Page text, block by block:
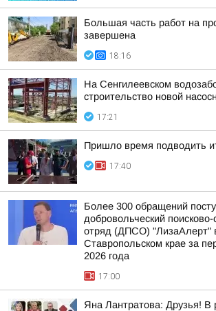
Большая часть работ на
завершена
18:16
На Сенгилеевском
строительство новой
17:21
Пришло время подводить
17:40
Более 300 обращений
добровольческий
отряд (ДПСО) "ЛизаАлерт"
Ставропольском крае за
2026 года
17:00
Яна Лантратова: Друзья! В